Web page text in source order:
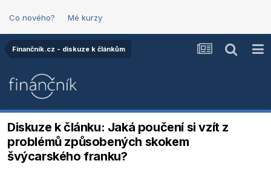
Co nového? Mé kurzy
Finančník.cz - diskuze k článkům
Diskuze k článku: Jaká poučení si vzít z
problémů způsobených skokem
švýcarského franku?